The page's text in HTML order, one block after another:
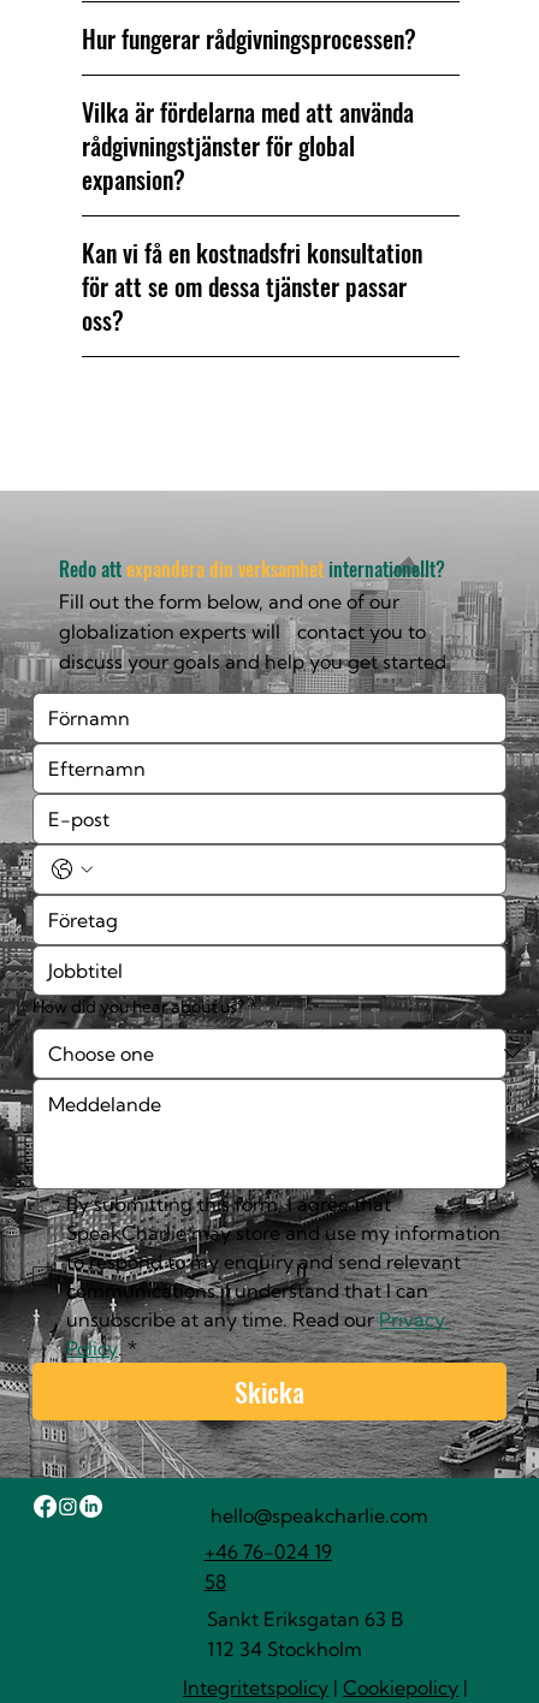
Hur fungerar rådgivningsprocessen?
Vilka är fördelarna med att använda
rådgivningstjänster för global
expansion?
Kan vi få en kostnadsfri konsultation
för att se om dessa tjänster passar
oss?
Redo attexpandera din verksamhet internationellt?
Fill out the form below, and one of our
globalization experts will contact you to
discuss your goals and help you get started
How did you hear about us? *
By submitting this form, I agree that
SpeakCharlie may store and use my information
to respond to my enquiry and send relevant
communications. I understand that I can
unsubscribe at any time. Read our Privacy
Policy. *
Skicka
hello@speakcharlie.com
+46 76-024 19
58
Sankt Eriksgatan 63 B
112 34 Stockholm
Integritetspolicy |Cookiepolicy |